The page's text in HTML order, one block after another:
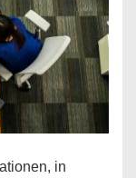
in